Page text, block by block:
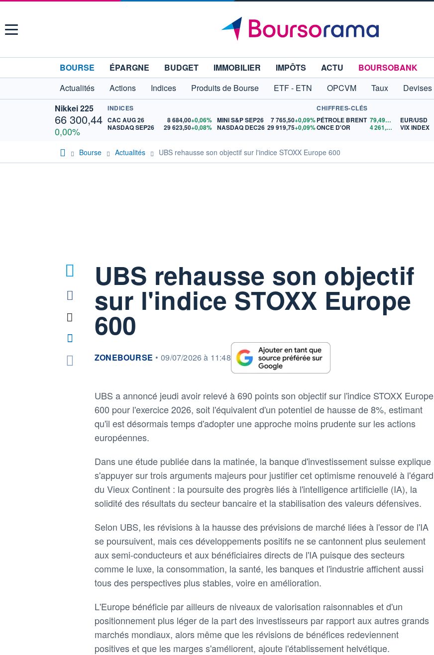
Menu
BOURSE ÉPARGNE BUDGET IMMOBILIER IMPÔTS ACTU
BOURSOBANK
Actualités
Actions Indices Produits de Bourse ETF - ETN OPCVM Taux Devises
Nikkei 225
66 300,44
0,00%
INDICES
CAC AUG 26
8 684,00+0,06%
NASDAQ SEP26
29 623,50+0,08%
MINI S&P SEP26 7 765,50+0,09%
NASDAQ DEC26 29 919,75+0,09%
CHIFFRES-CLÉS
PÉTROLE BRENT
79,49
$US
ONCE D'OR
4 261,36 $US
EUR/USD
VIX INDEX
Bourse Actualités UBS rehausse son objectif sur l'indice STOXX Europe 600
UBS rehausse son objectif
sur l'indice STOXX Europe
600
information fournie par
ZONEBOURSE • 09/07/2026 à 11:48
UBS a annoncé jeudi avoir relevé à 690 points son objectif sur l'indice STOXX Europe
600 pour l'exercice 2026, soit l'équivalent d'un potentiel de hausse de 8%, estimant
qu'il est désormais temps d'adopter une approche moins prudente sur les actions
européennes.
Dans une étude publiée dans la matinée, la banque d'investissement suisse explique
s'appuyer sur trois arguments majeurs pour justifier cet optimisme renouvelé à l'égard
du Vieux Continent : la poursuite des progrès liés à l'intelligence artificielle (IA), la
solidité des résultats du secteur bancaire et la stabilisation des valeurs défensives.
Selon UBS, les révisions à la hausse des prévisions de marché liées à l'essor de l'IA
se poursuivent, mais ces développements positifs ne se cantonnent plus seulement
aux semi-conducteurs et aux bénéficiaires directs de l'IA puisque des secteurs
comme le luxe, la consommation, la santé, les banques et l'industrie affichent aussi
tous des perspectives plus stables, voire en amélioration.
L'Europe bénéficie par ailleurs de niveaux de valorisation raisonnables et d'un
positionnement plus léger de la part des investisseurs par rapport aux autres grands
marchés mondiaux, alors même que les révisions de bénéfices redeviennent
positives et que les marges s'améliorent, ajoute l'établissement helvétique.